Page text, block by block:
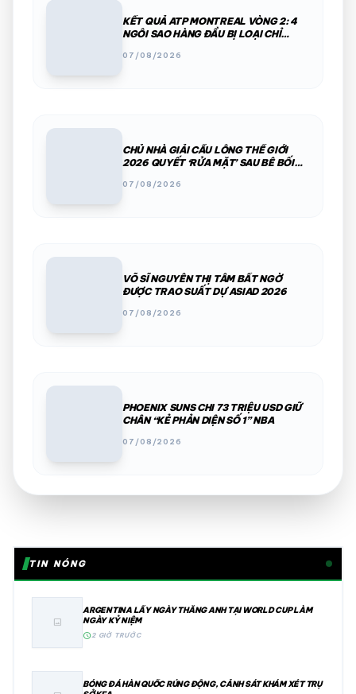
KẾT QUẢ ATP MONTREAL VÒNG 2: 4
NGÔI SAO HÀNG ĐẦU BỊ LOẠI CHỈ
07/08/2026
CHỦ NHÀ GIẢI CẦU LÔNG THẾ GIỚI
2026 QUYẾT ‘RỬA MẶT’ SAU BÊ BỐI
07/08/2026
VÕ SĨ NGUYỄN THỊ TÂM BẤT NGỜ
ĐƯỢC TRAO SUẤT DỰ ASIAD 2026
07/08/2026
PHOENIX SUNS CHI 73 TRIỆU USD GIỮ
CHÂN “KẺ PHẢN DIỆN SỐ 1” NBA
07/08/2026
TIN NÓNG
image
ARGENTINA LẤY NGÀY THẮNG ANH TẠI WORLD CUP LÀM
NGÀY KỶ NIỆM
schedule2 GIỜ TRƯỚC
BÓNG ĐÁ HÀN QUỐC RÚNG ĐỘNG, CẢNH SÁT KHÁM XÉT TRỤ